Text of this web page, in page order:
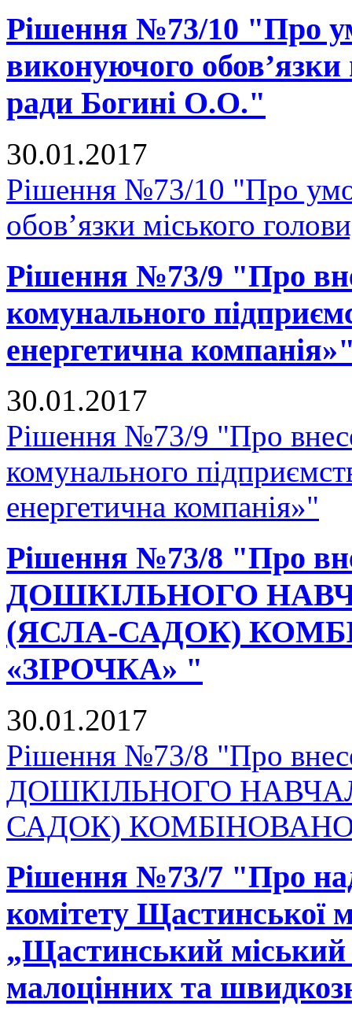
Рішення №73/10 "Про
виконуючого обов’язки
ради Богині О.О."
30.01.2017
Рішення №73/10 "Про
обов’язки міського
Рішення №73/9 "Про
комунального
енергетична
30.01.2017
Рішення №73/9 "Про
комунального
енергетична компанія»"
Рішення №73/8 "Про
ДОШКІЛЬНОГО
(ЯСЛА-САДОК)
«ЗІРОЧКА» "
30.01.2017
Рішення №73/8 "Про
ДОШКІЛЬНОГО
САДОК)
Рішення №73/7 "Про
комітету Щастинської
„Щастинський міський
малоцінних та